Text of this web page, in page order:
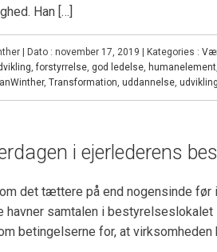
Han […]
| Dato : november 17, 2019 | Kategories :
,forstyrrelse, god ledelse, humanelement,
, Transformation, uddannelse, udvikling
i ejerlederens
det tættere på end nogensinde
havner samtalen i
betingelserne for, at virksomheden